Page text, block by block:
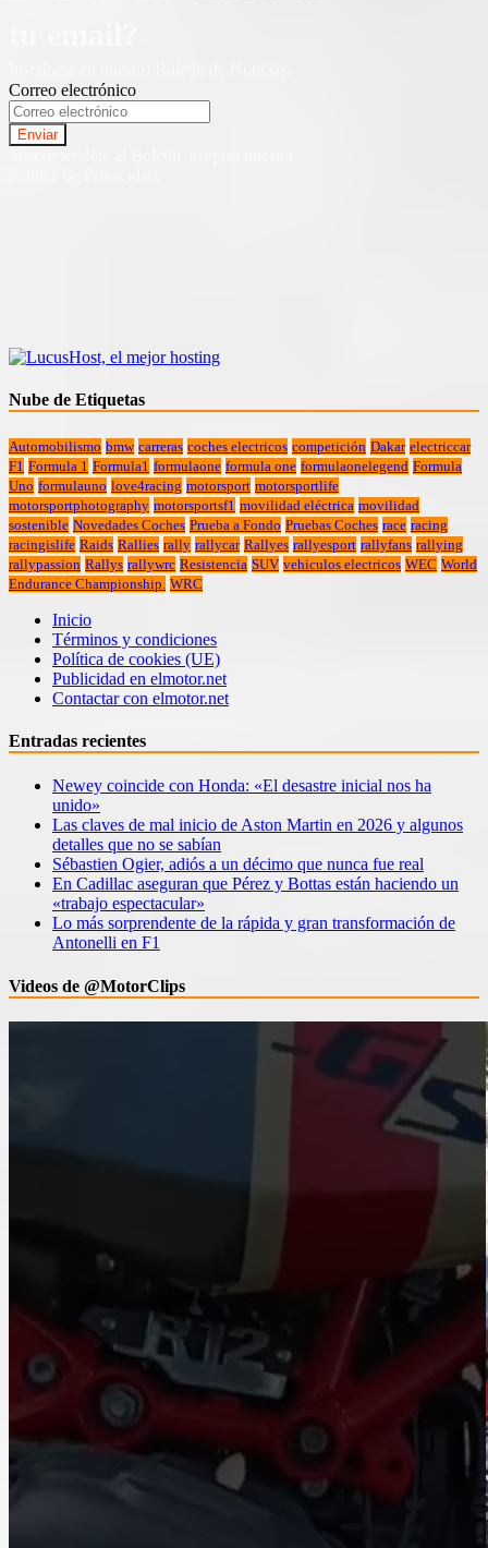
Correo electrónico
Nube de Etiquetas
Automobilismo bmw carreras coches electricos competición Dakar electriccar
F1 Formula 1 Formula1 formulaone formula one formulaonelegend Formula
Uno formulauno love4racing motorsport motorsportlife
motorsportphotography motorsportsf1 movilidad eléctrica movilidad
sostenible Novedades Coches Prueba a Fondo Pruebas Coches race racing
racingislife Raids Rallies rally rallycar Rallyes rallyesport rallyfans rallying
rallypassion Rallys rallywrc Resistencia SUV vehiculos electricos WEC World
Endurance Championship. WRC
Inicio
Términos y condiciones
Política de cookies (UE)
Publicidad en elmotor.net
Contactar con elmotor.net
Entradas recientes
Newey coincide con Honda: «El desastre inicial nos ha
unido»
Las claves de mal inicio de Aston Martin en 2026 y algunos
detalles que no se sabían
Sébastien Ogier, adiós a un décimo que nunca fue real
En Cadillac aseguran que Pérez y Bottas están haciendo un
«trabajo espectacular»
Lo más sorprendente de la rápida y gran transformación de
Antonelli en F1
Videos de @MotorClips